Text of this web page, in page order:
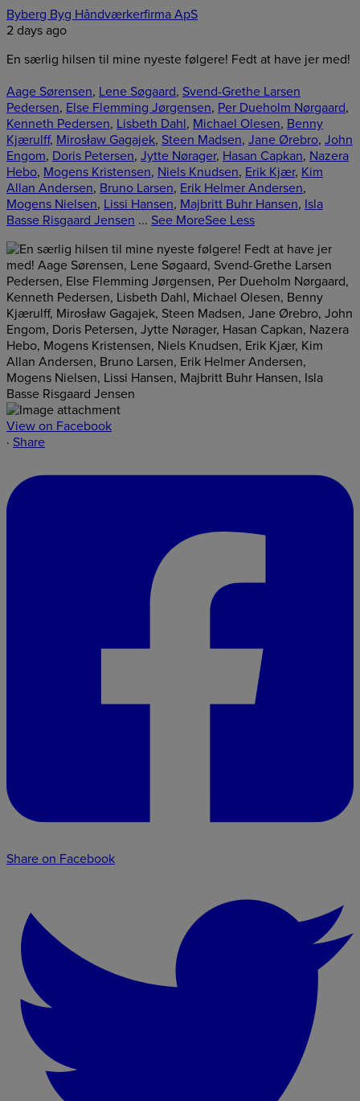
Byberg Byg Håndværkerfirma ApS
2 days ago
En særlig hilsen til mine nyeste følgere! Fedt at have jer med!
Aage Sørensen, Lene Søgaard, Svend-Grethe Larsen
Pedersen, Else Flemming Jørgensen, Per Dueholm Nørgaard,
Kenneth Pedersen, Lisbeth Dahl, Michael Olesen, Benny
Kjærulff, Mirosław Gagajek, Steen Madsen, Jane Ørebro, John
Engom, Doris Petersen, Jytte Nørager, Hasan Capkan, Nazera
Hebo, Mogens Kristensen, Niels Knudsen, Erik Kjær, Kim
Allan Andersen, Bruno Larsen, Erik Helmer Andersen,
Mogens Nielsen, Lissi Hansen, Majbritt Buhr Hansen, Isla
Basse Risgaard Jensen ... See MoreSee Less
View on Facebook
· Share
Share on Facebook